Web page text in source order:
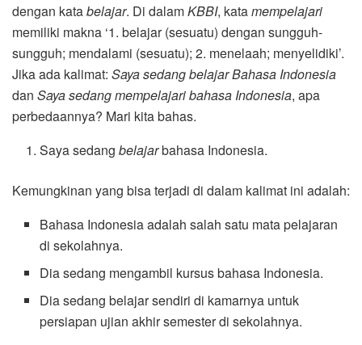
dengan katabelajar. Di dalamKBBI, katamempelajari
memiliki makna ‘1. belajar (sesuatu) dengan sungguh-
sungguh; mendalami (sesuatu); 2. menelaah; menyelidiki’.
Jika ada kalimat: Saya sedang belajar Bahasa Indonesia
dan Saya sedang mempelajaribahasa Indonesia, apa
perbedaannya? Mari kita bahas.
Saya sedangbelajarbahasa Indonesia.
Kemungkinan yang bisa terjadi di dalam kalimat ini adalah:
Bahasa Indonesia adalah salah satu mata pelajaran
di sekolahnya.
Dia sedang mengambil kursus bahasa Indonesia.
Dia sedang belajar sendiri di kamarnya untuk
persiapan ujian akhir semester di sekolahnya.